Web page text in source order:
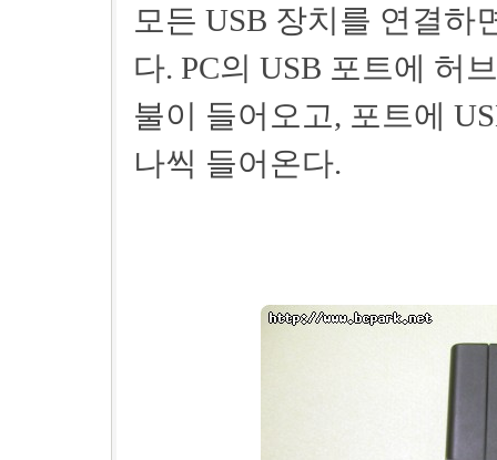
모든 USB 장치를 연결하
다. PC의 USB 포트에 허
불이 들어오고, 포트에
나씩 들어온다.